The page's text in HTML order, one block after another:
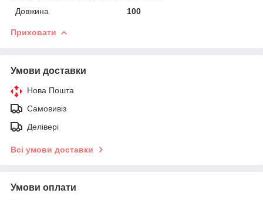
Довжина
100
Приховати
Умови доставки
Нова Пошта
Самовивіз
Делівері
Всі умови доставки
Умови оплати